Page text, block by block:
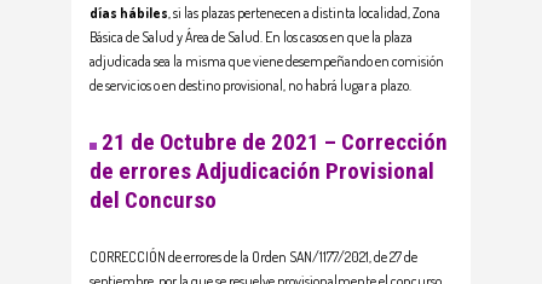
días hábiles, si las plazas pertenecen a distinta localidad, Zona
Básica de Salud y Área de Salud. En los casos en que la plaza
adjudicada sea la misma que viene desempeñando en comisión
de servicios o en destino provisional, no habrá lugar a plazo.
21 de Octubre de 2021 – Corrección
de errores Adjudicación Provisional
del Concurso
CORRECCIÓN de errores de la Orden SAN/1177/2021, de 27 de